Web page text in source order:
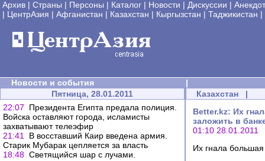
Архив | Страны | Персоны | Каталог | Новости | Дискуссии |
| ЦентрАзия | Афганистан | Казахстан | Кыргызстан | Таджикистан |
Новости и события
|
Пятница, 28.01.2011
22:07
Президента Египта предала полиция.
Войска оставляют города, исламисты
захватывают телеэфир
21:41
В восставший Каир введена армия.
Старик Мубарак цепляется за власть
18:48 Светящийся шар с лучами.
Казахстан |
Вetter.kz: Их
заложить в
01:10 28.01.2011
Их гнала